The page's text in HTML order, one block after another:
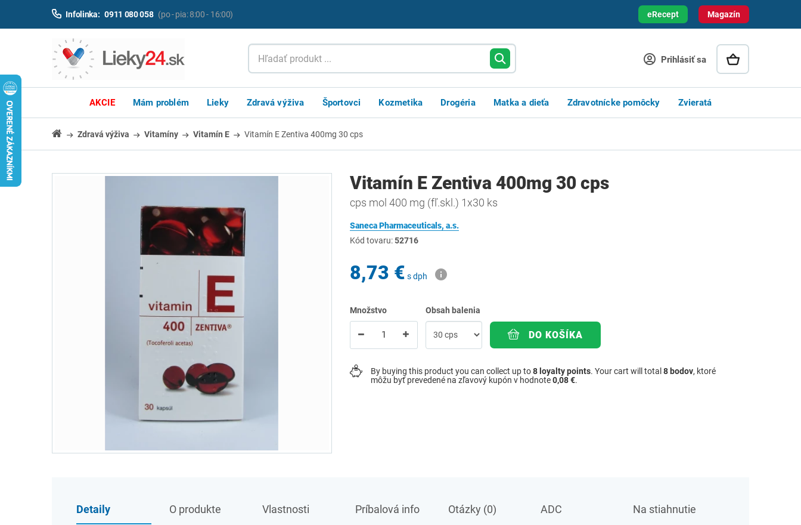
Magazín
Infolinka: 0911 080 058 (po - pia: 8:00 - 16:00) eRecept
Prihlásiť sa
AKCIE Mám problém Lieky Zdravá výživa Športovci Kozmetika Drogéria Matka a dieťa Zdravotnícke pomôcky Zvieratá
Zdravá výživa Vitamíny Vitamín E Vitamín E Zentiva 400mg 30 cps
Vitamín E Zentiva 400mg 30 cps
cps mol 400 mg (fľ.skl.) 1x30 ks
Saneca Pharmaceuticals, a.s.
Kód tovaru:52716
8,73 € s dph
Množstvo Obsah balenia
DO KOŠÍKA
By buying this product you can collect up to8 loyalty points. Your cart will total 8 bodov, ktoré
môžu byť prevedené na zľavový kupón v hodnote0,08 €.
Detaily O produkte Vlastnosti Príbalová info Otázky (0) ADC Na stiahnutie